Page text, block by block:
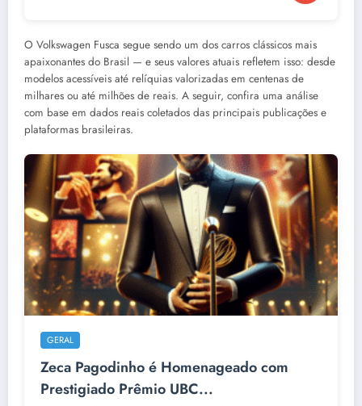
O Volkswagen Fusca segue sendo um dos carros clássicos mais
apaixonantes do Brasil — e seus valores atuais refletem isso: desde
modelos acessíveis até relíquias valorizadas em centenas de
milhares ou até milhões de reais. A seguir, confira uma análise
com base em dados reais coletados das principais publicações e
plataformas brasileiras.
GERAL
Zeca Pagodinho é Homenageado com
Prestigiado Prêmio UBC...